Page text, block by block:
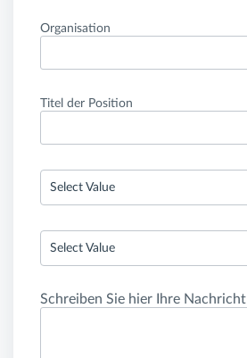
Organisation
Titel der Position
Select Value
Select Value
Schreiben Sie hier Ihre Nachricht